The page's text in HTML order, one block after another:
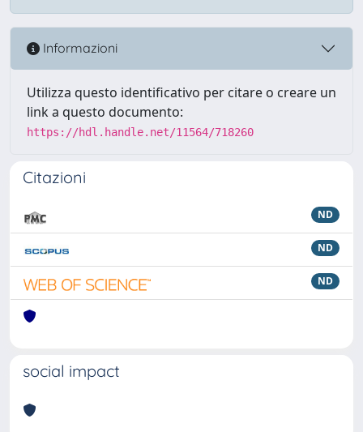
Informazioni
Utilizza questo identificativo per citare o creare un
link a questo documento:
https://hdl.handle.net/11564/718260
Citazioni
ND
ND
ND
social impact